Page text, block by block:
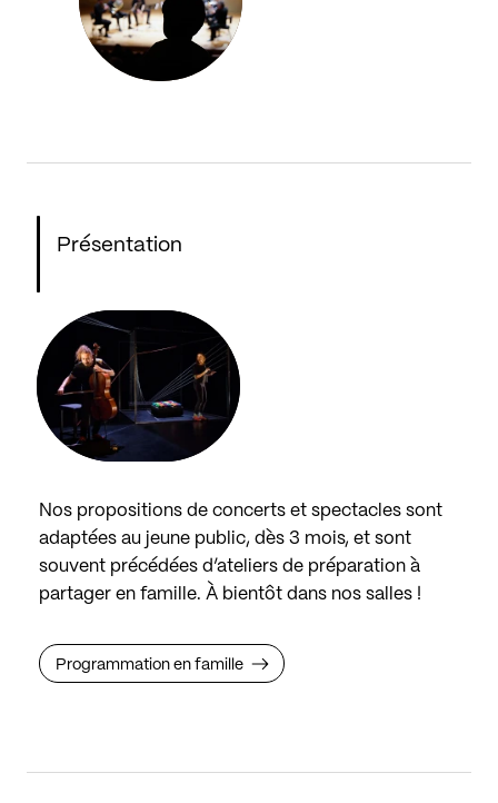
Présentation
Nos propositions de concerts et spectacles sont
adaptées au jeune public, dès 3 mois, et sont
souvent précédées d’ateliers de préparation à
partager en famille. À bientôt dans nos salles !
Programmation en famille